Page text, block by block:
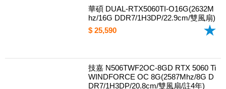
華碩 DUAL-RTX5060TI-O16G(2632M
hz/16G DDR7/1H3DP/22.9cm/雙風扇)